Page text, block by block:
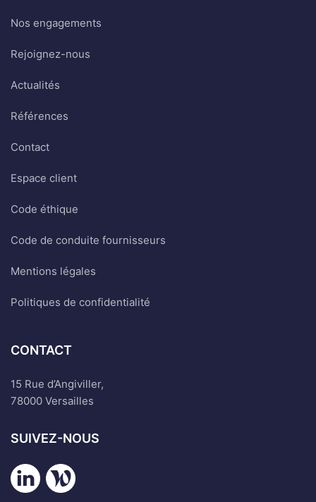
Nos engagements
Rejoignez-nous
Actualités
Références
Contact
Espace client
Code éthique
Code de conduite fournisseurs
Mentions légales
Politiques de confidentialité
CONTACT
15 Rue d’Angiviller,
78000 Versailles
SUIVEZ-NOUS